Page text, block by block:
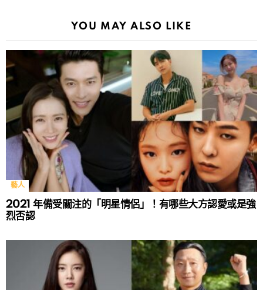
YOU MAY ALSO LIKE
藝人
2021 年備受關注的「明星情侶」！有哪些大方認愛或是強
烈否認